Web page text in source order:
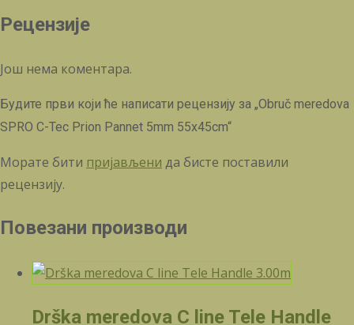
Рецензије
Још нема коментара.
Будите први који ће написати рецензију за „Obruč meredova
SPRO C-Tec Prion Pannet 5mm 55x45cm“
Морате бити пријављени да бисте поставили
рецензију.
Повезани производи
Drška meredova C line Tele Handle